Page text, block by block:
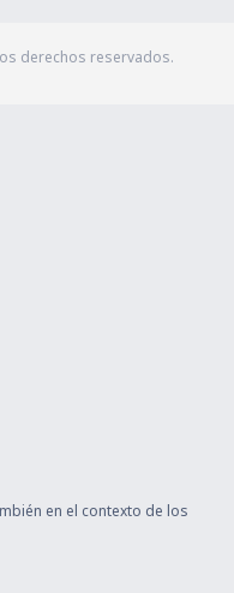
derechos reservados.
en el contexto de los